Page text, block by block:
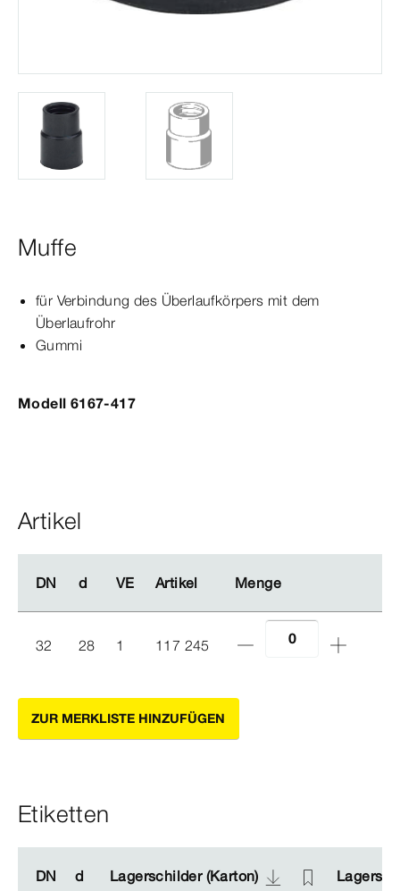
Muffe
für Verbindung des Über­laufkörpers mit dem
Überlaufrohr
Gummi
Modell 6167-417
Artikel
DN d VE Artikel Menge
DN d VE Artikel Menge
32 28 1 117 245
ZUR MERKLISTE HINZUFÜGEN
Etiketten
DN d Lagerschilder (Karton)
DN d Lagerschilder (Karton)